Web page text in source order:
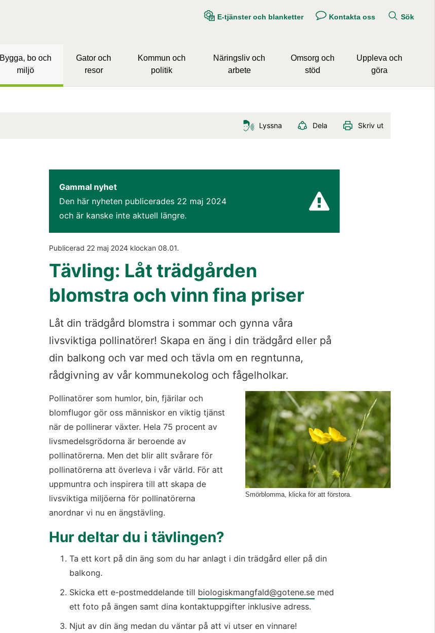
E-tjänster och blanketter Kontakta oss Sök
Bygga, bo och
miljö
Gator och
resor
Kommun och
politik
Näringsliv och
arbete
Omsorg och
stöd
Uppleva och
göra
Lyssna Dela Skriv ut
Gammal nyhet
Den här nyheten publicerades 22 maj 2024
och är kanske inte aktuell längre.
Publicerad 22 maj 2024 klockan 08.01.
Tävling: Låt trädgården
blomstra och vinn fina priser
Låt din trädgård blomstra i sommar och gynna våra
livsviktiga pollinatörer! Skapa en äng i din trädgård eller på
din balkong och var med och tävla om en regntunna,
rådgivning av vår kommunekolog och fågelholkar.
Förstora
Smörblomma, klicka för att förstora.
Pollinatörer som humlor, bin, fjärilar och
blomflugor gör oss människor en viktig tjänst
när de pollinerar växter. Hela 75 procent av
livsmedelsgrödorna är beroende av
pollinatörerna. Men det blir allt svårare för
pollinatörerna att överleva i vår värld. För att
uppmuntra och inspirera till att skapa de
livsviktiga miljöerna för pollinatörerna
anordnar vi nu en ängstävling.
Hur deltar du i tävlingen?
Ta ett kort på din äng som du har anlagt i din trädgård eller på din
balkong.
Skicka ett e-postmeddelande till biologiskmangfald@gotene.se med
ett foto på ängen samt dina kontaktuppgifter inklusive adress.
Njut av din äng medan du väntar på att vi utser en vinnare!